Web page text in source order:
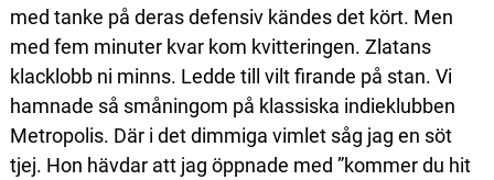
med tanke på deras defensiv kändes det kört. Men
med fem minuter kvar kom kvitteringen. Zlatans
klacklobb ni minns. Ledde till vilt firande på stan. Vi
hamnade så småningom på klassiska indieklubben
Metropolis. Där i det dimmiga vimlet såg jag en söt
tjej. Hon hävdar att jag öppnade med ”kommer du hit